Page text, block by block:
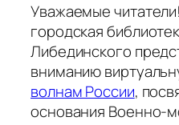
Уважаемые
городская
Либединского
вниманию
волнам России,
основания Военно-